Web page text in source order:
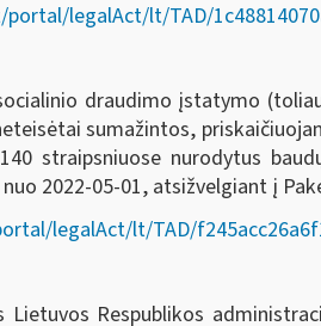
legalAct/lt/TAD/
draudimo įstatymo
sumažintos,
straipsniuose nurodytus
2022-05-01, atsižvelgiant į
legalAct/lt/TAD/
Respublikos